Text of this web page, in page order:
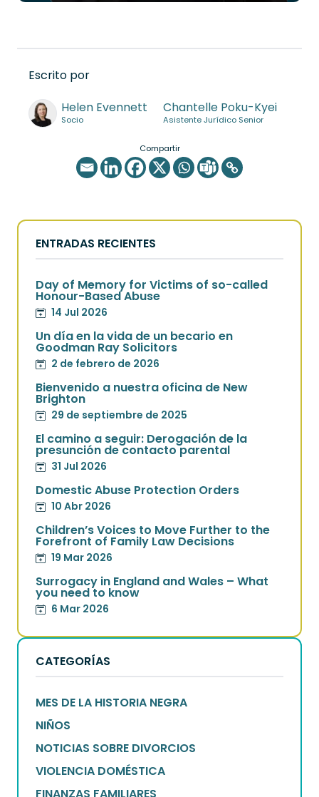
Escrito por
Helen Evennett
Socio
Chantelle Poku-Kyei
Asistente Jurídico Senior
Compartir
ENTRADAS RECIENTES
Day of Memory for Victims of so-called
Honour-Based Abuse
14 Jul 2026
Un día en la vida de un becario en
Goodman Ray Solicitors
2 de febrero de 2026
Bienvenido a nuestra oficina de New
Brighton
29 de septiembre de 2025
El camino a seguir: Derogación de la
presunción de contacto parental
31 Jul 2026
Domestic Abuse Protection Orders
10 Abr 2026
Children’s Voices to Move Further to the
Forefront of Family Law Decisions
19 Mar 2026
Surrogacy in England and Wales – What
you need to know
6 Mar 2026
CATEGORÍAS
MES DE LA HISTORIA NEGRA
NIÑOS
NOTICIAS SOBRE DIVORCIOS
VIOLENCIA DOMÉSTICA